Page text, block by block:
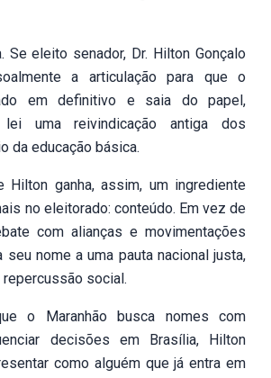
Se eleito senador, Dr. Hilton Gonçalo
a articulação para que o
em definitivo e saia do papel,
lei uma reivindicação antiga dos
da educação básica.
Hilton ganha, assim, um ingrediente
no eleitorado: conteúdo. Em vez de
com alianças e movimentações
nome a uma pauta nacional justa,
social.
o Maranhão busca nomes com
decisões em Brasília, Hilton
como alguém que já entra em